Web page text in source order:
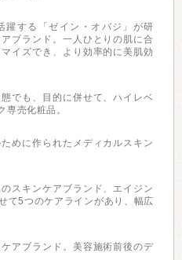
躍する「ゼイン・オバジ」が研
ブランド。一人ひとりの肌に合
イズでき、より効率的に美肌効
でも、目的に併せて、ハイレベ
専売化粧品。
めに作られたメディカルスキン
スキンケアブランド、エイジン
て5つのケアラインがあり、幅広
アブランド。美容施術前後のデ